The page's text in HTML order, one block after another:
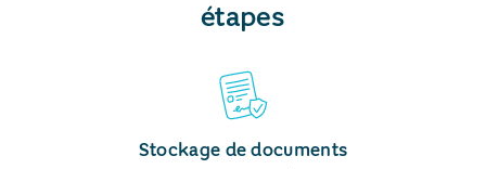
étapes
Stockage de documents